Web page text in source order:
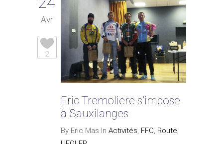
Avr
2
Eric Tremoliere s’impose
à Sauxilanges
By Eric Mas In Activités, FFC, Route,